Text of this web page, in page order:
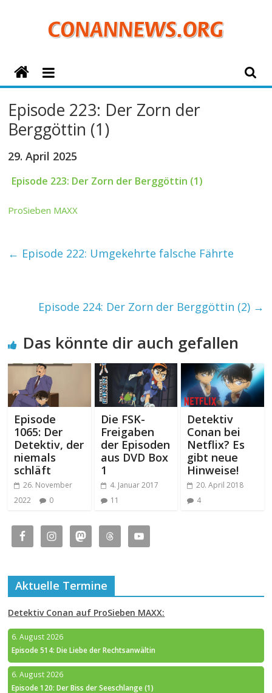
ConanNews.org
Conan
News
Episode 223: Der Zorn der
Berggöttin (1)
29. April 2025
Episode 223: Der Zorn der Berggöttin (1)
ProSieben MAXX
← Episode 222: Umgekehrte falsche Fährte
Episode 224: Der Zorn der Berggöttin (2) →
Das könnte dir auch gefallen
Episode
1065: Der
Detektiv, der
niemals
schläft
26. November
2022
0
Die FSK-
Freigaben
der Episoden
aus DVD Box
1
4. Januar 2017
11
Detektiv
Conan bei
Netflix? Es
gibt neue
Hinweise!
20. April 2018
4
Aktuelle Termine
Detektiv Conan auf ProSieben MAXX:
6. August 2026
Episode 514: Die Liebe der Rechtsanwältin
6. August 2026
Episode 120: Der Biss der Seeschlange (1)